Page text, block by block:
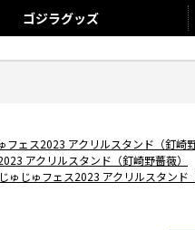
ゴジラグッズ
フェス2023 アクリルスタンド（釘崎野
アクリルスタンド（釘崎野薔薇）
ゅじゅフェス2023 アクリルスタンド